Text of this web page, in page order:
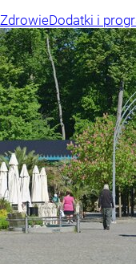
ZdrowieDodatki i